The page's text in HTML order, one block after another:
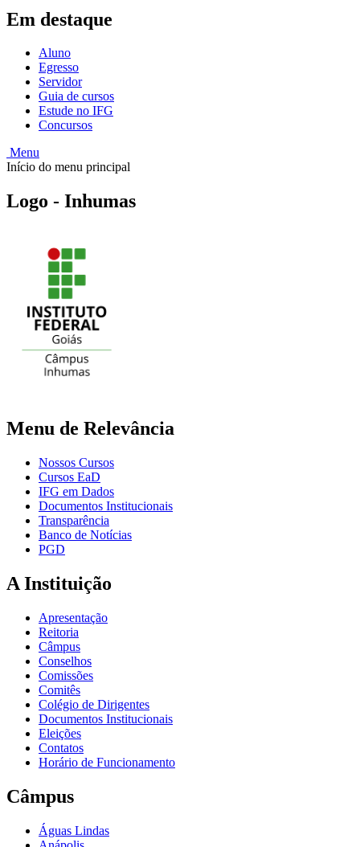
Em destaque
Aluno
Egresso
Servidor
Guia de cursos
Estude no IFG
Concursos
Menu
Início do menu principal
Logo - Inhumas
Menu de Relevância
Nossos Cursos
Cursos EaD
IFG em Dados
Documentos Institucionais
Transparência
Banco de Notícias
PGD
A Instituição
Apresentação
Reitoria
Câmpus
Conselhos
Comissões
Comitês
Colégio de Dirigentes
Documentos Institucionais
Eleições
Contatos
Horário de Funcionamento
Câmpus
Águas Lindas